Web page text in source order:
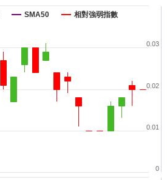
SMA50 相對強弱指數
0
0.01
0.02
0.03